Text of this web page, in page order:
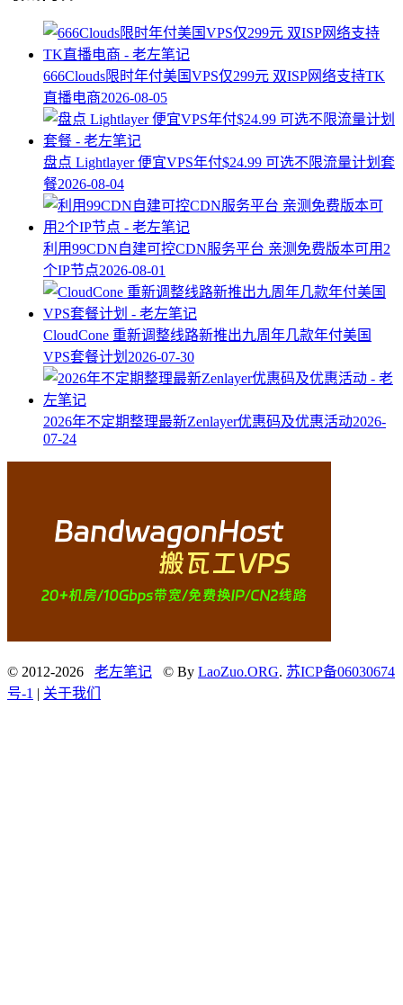
666Clouds限时年付美国VPS仅299元 双ISP网络支持TK
直播电商2026-08-05
盘点 Lightlayer 便宜VPS年付$24.99 可选不限流量计划套
餐2026-08-04
利用99CDN自建可控CDN服务平台 亲测免费版本可用2
个IP节点2026-08-01
CloudCone 重新调整线路新推出九周年几款年付美国
VPS套餐计划 2026-07-30
2026年不定期整理最新Zenlayer优惠码及优惠活动2026-
07-24
© 2012-2026 老左笔记 © By LaoZuo.ORG. 苏ICP备06030674
号-1 | 关于我们